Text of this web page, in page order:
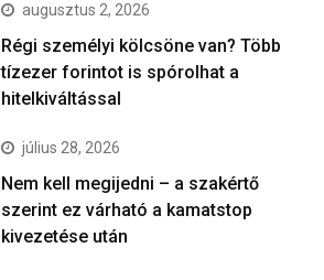
augusztus 2, 2026
Régi személyi kölcsöne van? Több
tízezer forintot is spórolhat a
hitelkiváltással
július 28, 2026
Nem kell megijedni – a szakértő
szerint ez várható a kamatstop
kivezetése után